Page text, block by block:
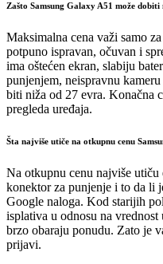
Zašto Samsung Galaxy A51 može dobiti
Maksimalna cena važi samo
potpuno ispravan, očuvan i
ima oštećen ekran, slabiju
punjenjem, neispravnu
biti niža od 27 evra. Konačna
pregleda uređaja.
Šta najviše utiče na otkupnu cenu
Na otkupnu cenu najviše utiču
konektor za punjenje i to da li
Google naloga. Kod starijih
isplativa u odnosu na
brzo obaraju ponudu. Zato je
prijavi.